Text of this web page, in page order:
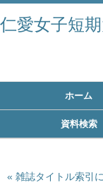
仁愛女子短
ホーム
資料検索
雑誌タイトル索引